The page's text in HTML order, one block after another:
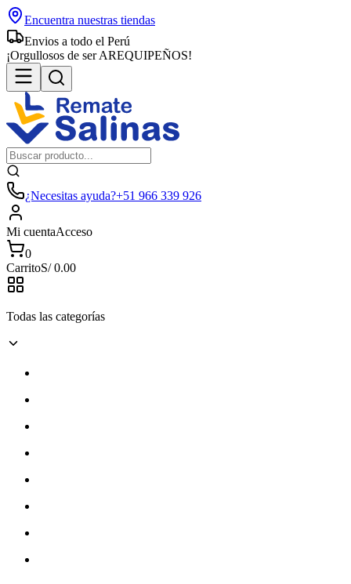
Encuentra nuestras tiendas
Envios a todo el Perú
¡Orgullosos de ser AREQUIPEÑOS!
¿Necesitas ayuda?+51 966 339 926
Mi cuentaAcceso
0
CarritoS/0.00
Todas las categorías